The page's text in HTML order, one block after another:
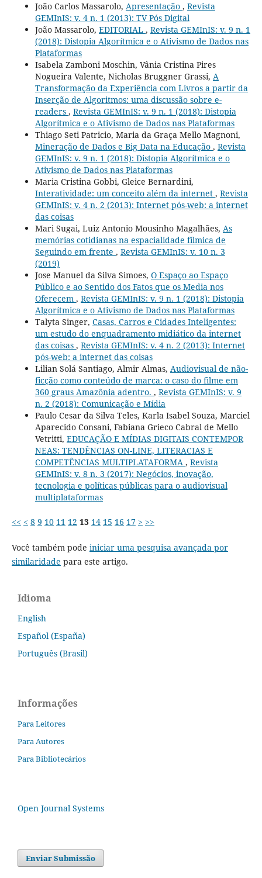
João Carlos Massarolo, Apresentação , Revista
GEMInIS: v. 4 n. 1 (2013): TV Pós Digital
João Massarolo, EDITORIAL , Revista GEMInIS: v. 9 n. 1
(2018): Distopia Algorítmica e o Ativismo de Dados nas
Plataformas
Isabela Zamboni Moschin, Vânia Cristina Pires
Nogueira Valente, Nicholas Bruggner Grassi, A
Transformação da Experiência com Livros a partir da
Inserção de Algoritmos: uma discussão sobre e-
readers , Revista GEMInIS: v. 9 n. 1 (2018): Distopia
Algorítmica e o Ativismo de Dados nas Plataformas
Thiago Seti Patricio, Maria da Graça Mello Magnoni,
Mineração de Dados e Big Data na Educação , Revista
GEMInIS: v. 9 n. 1 (2018): Distopia Algorítmica e o
Ativismo de Dados nas Plataformas
Maria Cristina Gobbi, Gleice Bernardini,
Interatividade: um conceito além da internet , Revista
GEMInIS: v. 4 n. 2 (2013): Internet pós-web: a internet
das coisas
Mari Sugai, Luiz Antonio Mousinho Magalhães, As
memórias cotidianas na espacialidade fílmica de
Seguindo em frente , Revista GEMInIS: v. 10 n. 3
(2019)
Jose Manuel da Silva Simoes, O Espaço ao Espaço
Público e ao Sentido dos Fatos que os Media nos
Oferecem , Revista GEMInIS: v. 9 n. 1 (2018): Distopia
Algorítmica e o Ativismo de Dados nas Plataformas
Talyta Singer, Casas, Carros e Cidades Inteligentes:
um estudo do enquadramento midiático da internet
das coisas , Revista GEMInIS: v. 4 n. 2 (2013): Internet
pós-web: a internet das coisas
Lilian Solá Santiago, Almir Almas, Audiovisual de não-
ficção como conteúdo de marca: o caso do filme em
360 graus Amazônia adentro. , Revista GEMInIS: v. 9
n. 2 (2018): Comunicação e Mídia
Paulo Cesar da Silva Teles, Karla Isabel Souza, Marciel
Aparecido Consani, Fabiana Grieco Cabral de Mello
Vetritti, EDUCAÇÃO E MÍDIAS DIGITAIS CONTEMPOR
NEAS: TENDÊNCIAS ON-LINE, LITERACIAS E
COMPETÊNCIAS MULTIPLATAFORMA , Revista
GEMInIS: v. 8 n. 3 (2017): Negócios, inovação,
tecnologia e políticas públicas para o audiovisual
multiplataformas
<< < 8 9 10 11 12 13 14 15 16 17 > >>
Você também pode iniciar uma pesquisa avançada por
similaridade para este artigo.
Idioma
English
Español (España)
Português (Brasil)
Informações
Para Leitores
Para Autores
Para Bibliotecários
Open Journal Systems
Enviar Submissão